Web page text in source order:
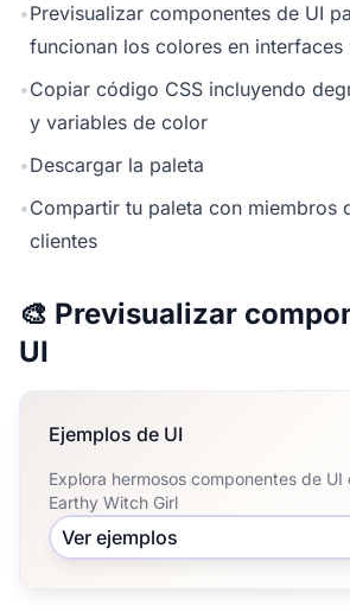
•Previsualizar componentes de UI
funcionan los colores en interfaces
•Copiar código CSS incluyendo
y variables de color
•Descargar la paleta
•Compartir tu paleta con miembros
clientes
🎨 Previsualizar
UI
Ejemplos de UI
Explora hermosos componentes de UI
Earthy Witch Girl
Ver ejemplos